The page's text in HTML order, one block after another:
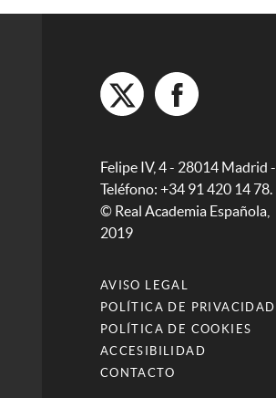
Felipe IV, 4 - 28014 Madrid -
Teléfono: +34 91 420 14 78.
© Real Academia Española,
2019
AVISO LEGAL
POLÍTICA DE PRIVACIDAD
POLÍTICA DE COOKIES
ACCESIBILIDAD
CONTACTO